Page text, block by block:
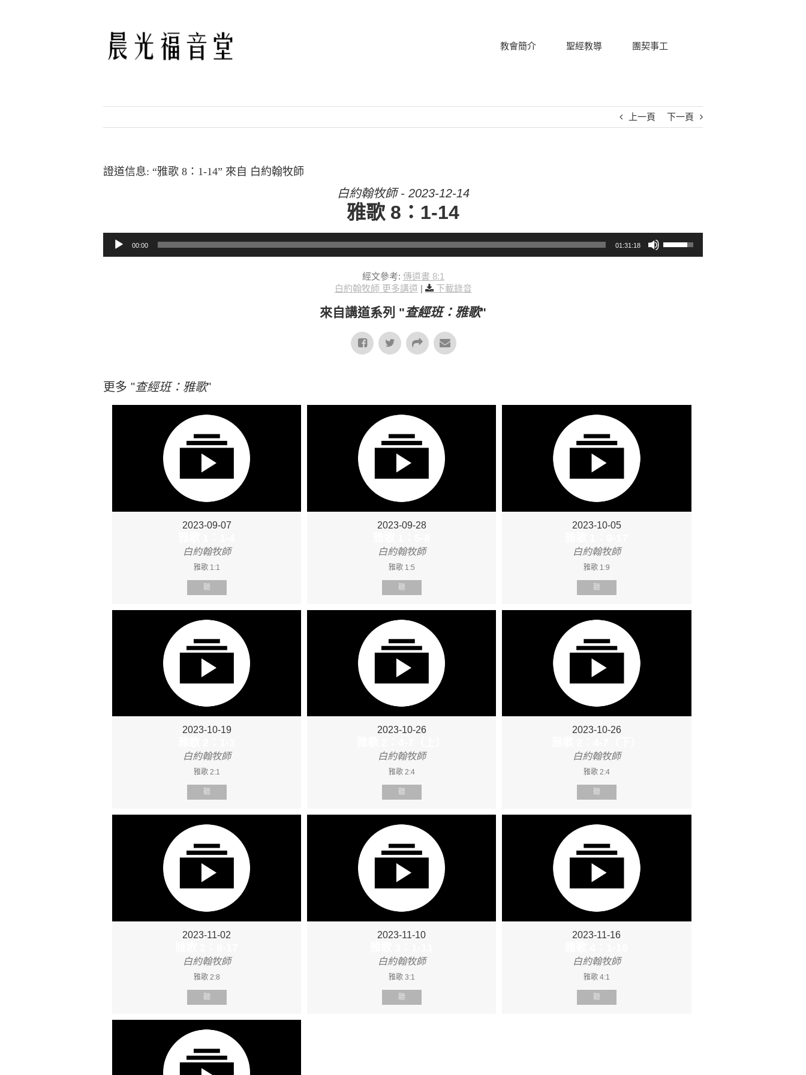
教會簡介 聖經教導 團契事工
上一頁 下一頁
證道信息: “雅歌 8：1-14” 來自 白約翰牧師
白約翰牧師 - 2023-12-14
雅歌 8：1-14
音訊播放器
00:00 01:31:18
使用向上/向下鍵以提高或降低音量。
經文參考: 傳道書 8:1
白約翰牧師 更多講道 | 下載錄音
來自講道系列 "查經班：雅歌"
更多 "查經班：雅歌"
2023-09-07
白約翰牧師
雅歌 1:1
聽
2023-09-28
白約翰牧師
雅歌 1:5
聽
2023-10-05
白約翰牧師
雅歌 1:9
聽
2023-10-19
白約翰牧師
雅歌 2:1
聽
2023-10-26
白約翰牧師
雅歌 2:4
聽
2023-10-26
白約翰牧師
雅歌 2:4
聽
2023-11-02
白約翰牧師
雅歌 2:8
聽
2023-11-10
白約翰牧師
雅歌 3:1
聽
2023-11-16
白約翰牧師
雅歌 4:1
聽